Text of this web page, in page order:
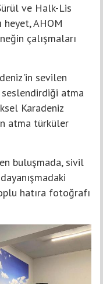
ve Halk-Lis
heyet, AHOM
çalışmaları
sevilen
seslendirdiği atma
Karadeniz
atma türküler
buluşmada, sivil
hatıra fotoğrafı